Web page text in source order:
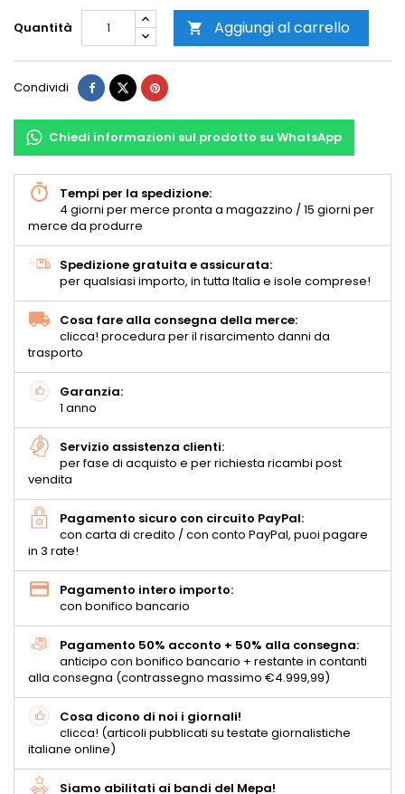
Quantità  Aggiungi al carrello
Condividi
Chiedi informazioni sul prodotto su WhatsApp
Tempi per la spedizione:
4 giorni per merce pronta a magazzino / 15 giorni per
merce da produrre
Spedizione gratuita e assicurata:
per qualsiasi importo, in tutta Italia e isole comprese!
Cosa fare alla consegna della merce:
clicca! procedura per il risarcimento danni da
trasporto
Garanzia:
1 anno
Servizio assistenza clienti:
per fase di acquisto e per richiesta ricambi post
vendita
Pagamento sicuro con circuito PayPal:
con carta di credito / con conto PayPal, puoi pagare
in 3 rate!
Pagamento intero importo:
con bonifico bancario
Pagamento 50% acconto + 50% alla consegna:
anticipo con bonifico bancario + restante in contanti
alla consegna (contrassegno massimo €4.999,99)
Cosa dicono di noi i giornali!
clicca! (articoli pubblicati su testate giornalistiche
italiane online)
Siamo abilitati ai bandi del Mepa!